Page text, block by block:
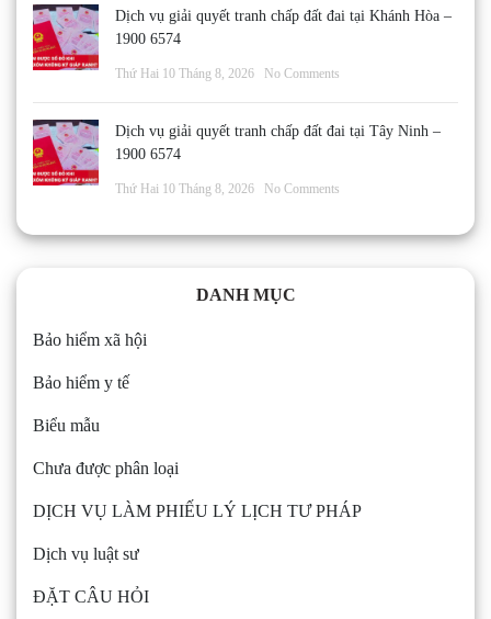
Dịch vụ giải quyết tranh chấp đất đai tại Khánh Hòa –
1900 6574
Thứ Hai 10 Tháng 8, 2026 No Comments
Dịch vụ giải quyết tranh chấp đất đai tại Tây Ninh –
1900 6574
Thứ Hai 10 Tháng 8, 2026 No Comments
DANH MỤC
Bảo hiểm xã hội
Bảo hiểm y tế
Biểu mẫu
Chưa được phân loại
DỊCH VỤ LÀM PHIẾU LÝ LỊCH TƯ PHÁP
Dịch vụ luật sư
ĐẶT CÂU HỎI